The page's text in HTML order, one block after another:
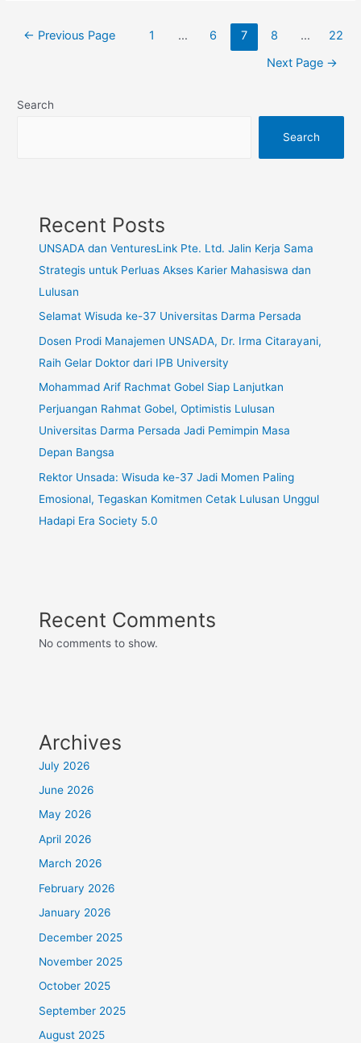
← Previous Page 1 … 6 7 8 …
22
Next Page →
Search
Search
Recent Posts
UNSADA dan VenturesLink Pte. Ltd. Jalin Kerja Sama
Strategis untuk Perluas Akses Karier Mahasiswa dan
Lulusan
Selamat Wisuda ke-37 Universitas Darma Persada
Dosen Prodi Manajemen UNSADA, Dr. Irma Citarayani,
Raih Gelar Doktor dari IPB University
Mohammad Arif Rachmat Gobel Siap Lanjutkan
Perjuangan Rahmat Gobel, Optimistis Lulusan
Universitas Darma Persada Jadi Pemimpin Masa
Depan Bangsa
Rektor Unsada: Wisuda ke-37 Jadi Momen Paling
Emosional, Tegaskan Komitmen Cetak Lulusan Unggul
Hadapi Era Society 5.0
Recent Comments
No comments to show.
Archives
July 2026
June 2026
May 2026
April 2026
March 2026
February 2026
January 2026
December 2025
November 2025
October 2025
September 2025
August 2025